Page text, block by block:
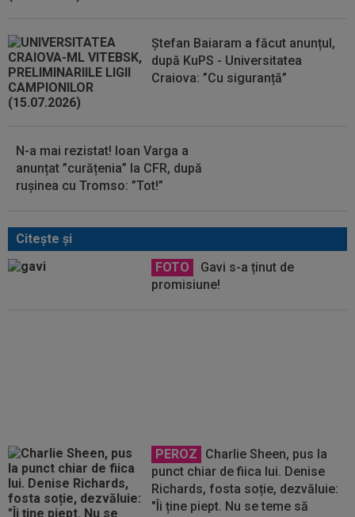
Ștefan Baiaram a făcut anunțul,
după KuPS - Universitatea
Craiova: ”Cu siguranță”
N-a mai rezistat! Ioan Varga a
anunțat ”curățenia” la CFR, după
rușinea cu Tromso: ”Tot!”
Citeşte şi
FOTO
Gavi s-a ținut de
promisiune!
PEROZ
Charlie Sheen, pus la
punct chiar de fiica lui. Denise
Richards, fosta soție, dezvăluie:
"Îi ține piept. Nu se teme să